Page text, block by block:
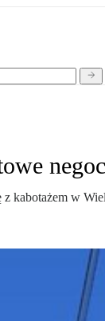
z kabotażem w